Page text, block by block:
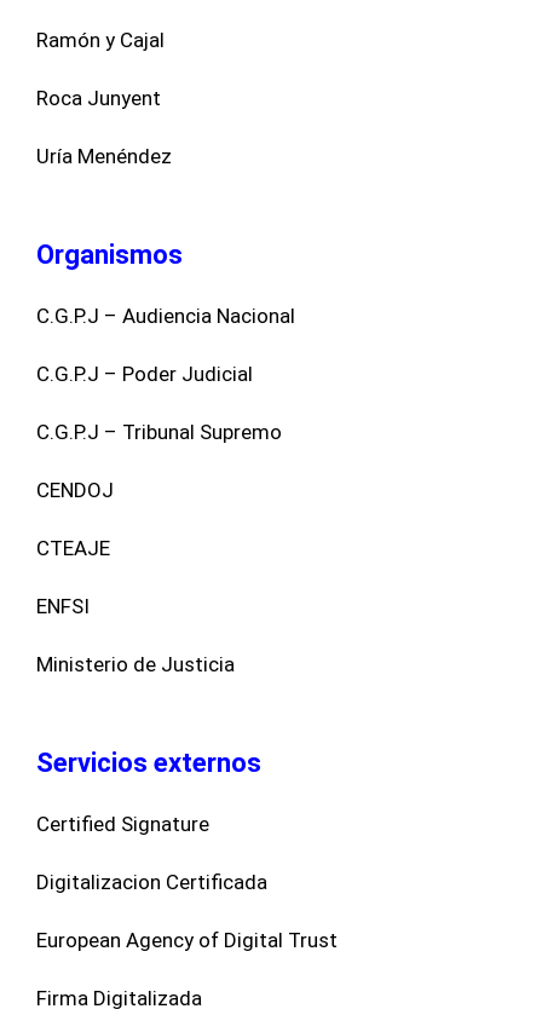
Ramón y Cajal
Roca Junyent
Uría Menéndez
Organismos
C.G.P.J – Audiencia Nacional
C.G.P.J – Poder Judicial
C.G.P.J – Tribunal Supremo
CENDOJ
CTEAJE
ENFSI
Ministerio de Justicia
Servicios externos
Certified Signature
Digitalizacion Certificada
European Agency of Digital Trust
Firma Digitalizada